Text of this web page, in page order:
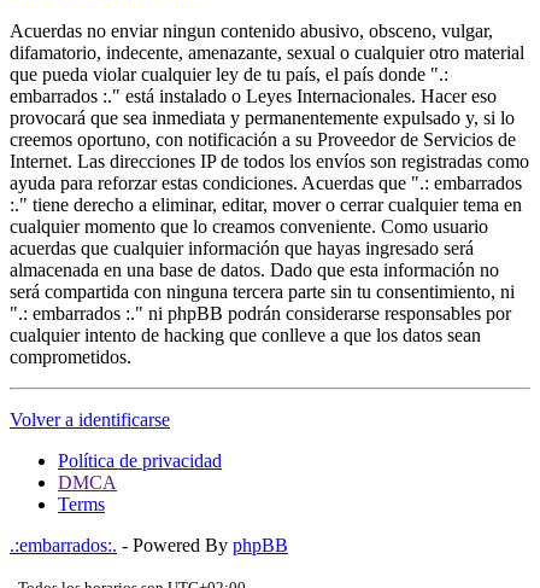
Acuerdas no enviar ningun contenido abusivo, obsceno, vulgar,
difamatorio, indecente, amenazante, sexual o cualquier otro material
que pueda violar cualquier ley de tu país, el país donde ".:
embarrados :." está instalado o Leyes Internacionales. Hacer eso
provocará que sea inmediata y permanentemente expulsado y, si lo
creemos oportuno, con notificación a su Proveedor de Servicios de
Internet. Las direcciones IP de todos los envíos son registradas como
ayuda para reforzar estas condiciones. Acuerdas que ".: embarrados
:." tiene derecho a eliminar, editar, mover o cerrar cualquier tema en
cualquier momento que lo creamos conveniente. Como usuario
acuerdas que cualquier información que hayas ingresado será
almacenada en una base de datos. Dado que esta información no
será compartida con ninguna tercera parte sin tu consentimiento, ni
".: embarrados :." ni phpBB podrán considerarse responsables por
cualquier intento de hacking que conlleve a que los datos sean
comprometidos.
Volver a identificarse
Política de privacidad
DMCA
Terms
.:embarrados:. - Powered By phpBB